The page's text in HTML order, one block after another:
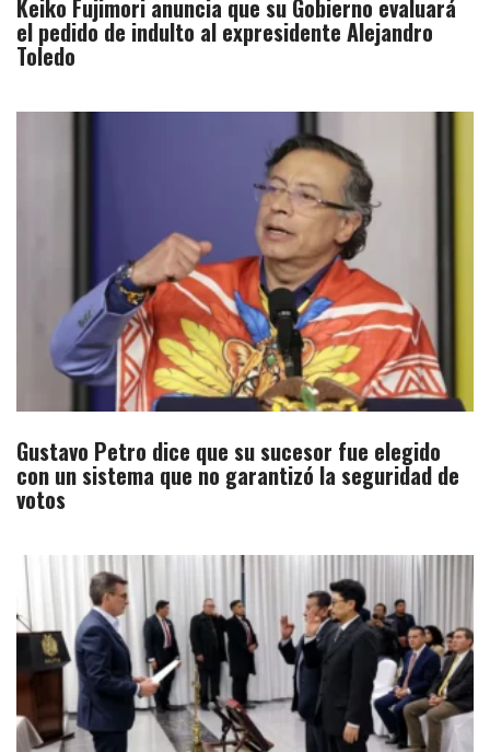
Keiko Fujimori anuncia que su Gobierno evaluará
el pedido de indulto al expresidente Alejandro
Toledo
Gustavo Petro dice que su sucesor fue elegido
con un sistema que no garantizó la seguridad de
votos